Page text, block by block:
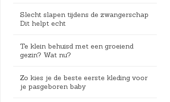
Slecht slapen tijdens de zwangerschap
Dit helpt echt
Te klein behuisd met een groeiend
gezin? Wat nu?
Zo kies je de beste eerste kleding voor
je pasgeboren baby